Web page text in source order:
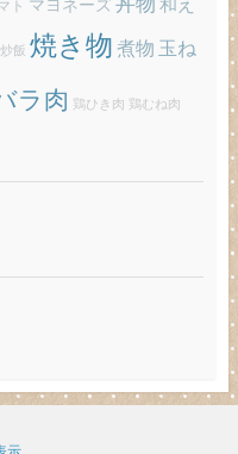
ト マヨネーズ
炒飯 焼き物煮物 玉ね
ラ肉 鶏ひき肉 鶏むね肉